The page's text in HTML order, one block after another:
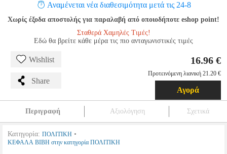
Αναμένεται νέα διαθεσιμότητα μετά τις 24-8
Χωρίς έξοδα αποστολής για παραλαβή από οποιοδήποτε eshop point!
Σταθερά Χαμηλές Τιμές!
Εδώ θα βρείτε κάθε μέρα τις πιο ανταγωνιστικές τιμές
Wishlist
Share
16.96 €
Προτεινόμενη λιανική 21.20 €
Αγορά
Περιγραφή Αξιολόγηση Σχετικά
Κατηγορία: ΠΟΛΙΤΙΚΗ •
ΚΕΦΑΛΑ ΒΙΒΗ στην κατηγορία ΠΟΛΙΤΙΚΗ